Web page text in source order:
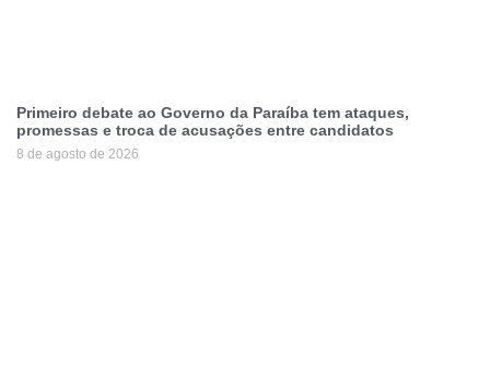
Primeiro debate ao Governo da Paraíba tem ataques,
promessas e troca de acusações entre candidatos
8 de agosto de 2026